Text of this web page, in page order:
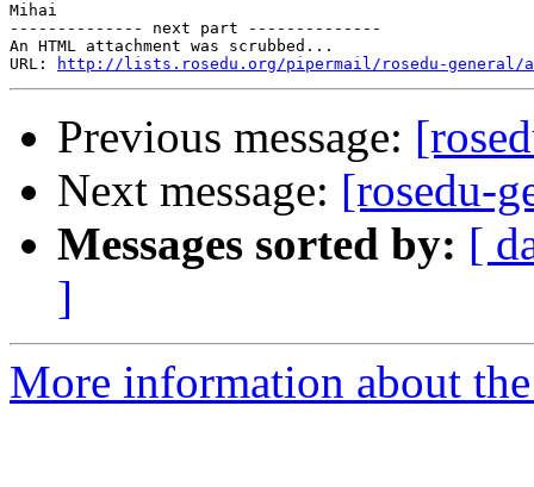
Mihai
-------------- next part --------------
An HTML attachment was scrubbed...
URL:
http://lists.rosedu.org/pipermail/rosedu-general/
Previous message:
Next message: [rosedu-
Messages sorted by: [
]
More information about